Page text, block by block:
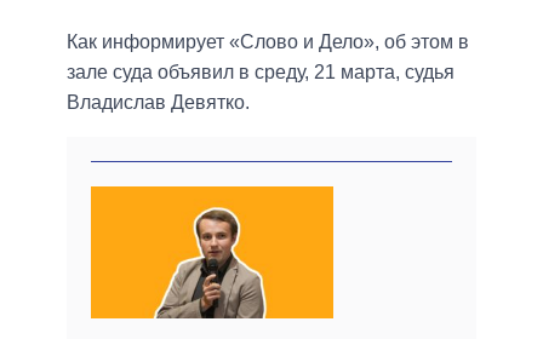
Как информирует «Слово и Дело», об этом в
зале суда объявил в среду, 21 марта, судья
Владислав Девятко.